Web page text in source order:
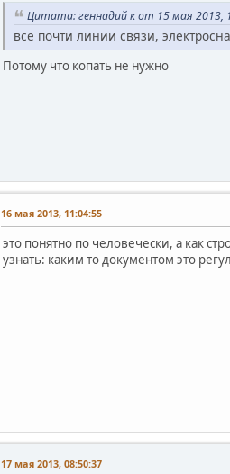
Цитата: геннадий к от 15 мая 2013,
все почти линии связи,
Потому что копать не нужно
16 мая 2013, 11:04:55
это понятно по человечески, а как
узнать: каким то документом это
17 мая 2013, 08:50:37